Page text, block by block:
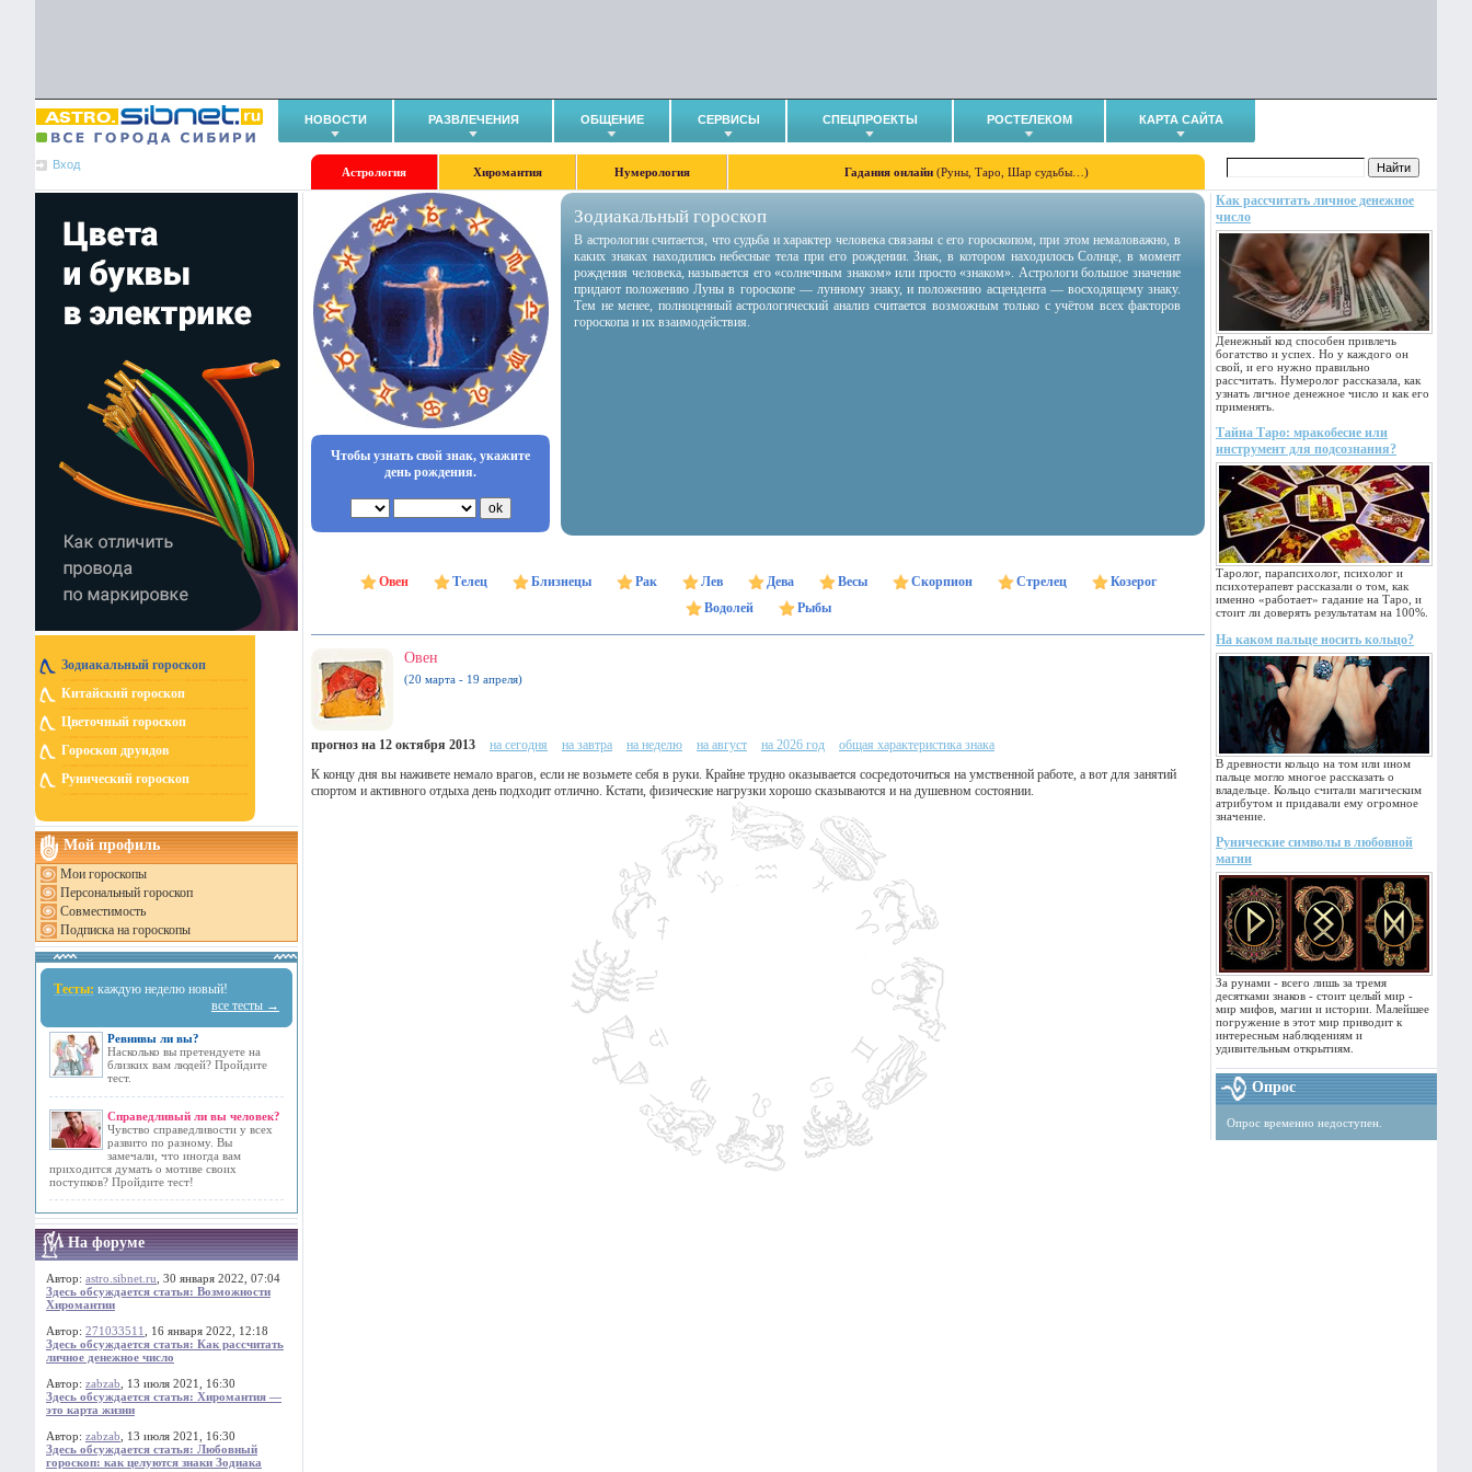
НОВОСТИ РАЗВЛЕЧЕНИЯ ОБЩЕНИЕ СЕРВИСЫ СПЕЦПРОЕКТЫ РОСТЕЛЕКОМ КАРТА САЙТА
Вход
Астрология Хиромантия Нумерология Гадания онлайн (Руны, Таро, Шар судьбы…)
Зодиакальный гороскоп
Китайский гороскоп
Цветочный гороскоп
Гороскоп друидов
Рунический гороскоп
Мой профиль
Мои гороскопы
Персональный гороскоп
Совместимость
Подписка на гороскопы
Тесты: каждую неделю новый!
все тесты →
Ревнивы ли вы?
Насколько вы претендуете на
близких вам людей? Пройдите
тест.
Справедливый ли вы человек?
Чувство справедливости у всех
развито по разному. Вы
замечали, что иногда вам
приходится думать о мотиве своих
поступков? Пройдите тест!
На форуме
Автор: astro.sibnet.ru , 30 января 2022, 07:04
Здесь обсуждается статья: Возможности
Хиромантии
Автор: 271033511
, 16 января 2022, 12:18
Здесь обсуждается статья: Как рассчитать
личное денежное число
Автор: zabzab , 13 июля 2021, 16:30
Здесь обсуждается статья: Хиромантия —
это карта жизни
Автор: zabzab , 13 июля 2021, 16:30
Здесь обсуждается статья: Любовный
гороскоп: как целуются знаки Зодиака
Как рассчитать личное денежное
число
Денежный код способен привлечь
богатство и успех. Но у каждого он
свой, и его нужно правильно
рассчитать. Нумеролог рассказала, как
узнать личное денежное число и как его
применять.
Тайна Таро: мракобесие или
инструмент для подсознания?
Таролог, парапсихолог, психолог и
психотерапевт рассказали о том, как
именно «работает» гадание на Таро, и
стоит ли доверять результатам на 100%.
На каком пальце носить кольцо?
В древности кольцо на том или ином
пальце могло многое рассказать о
владельце. Кольцо считали магическим
атрибутом и придавали ему огромное
значение.
Рунические символы в любовной
магии
За рунами - всего лишь за тремя
десятками знаков - стоит целый мир -
мир мифов, магии и истории. Малейшее
погружение в этот мир приводит к
интересным наблюдениям и
удивительным открытиям.
Опрос
Опрос временно недоступен.
Чтобы узнать свой знак, укажите
день рождения.
Зодиакальный гороскоп
В астрологии считается, что судьба и характер человека связаны с его гороскопом, при этом немаловажно, в
каких знаках находились небесные тела при его рождении. Знак, в котором находилось Солнце, в момент
рождения человека, называется его «солнечным знаком» или просто «знаком». Астрологи большое значение
придают положению Луны в гороскопе — лунному знаку, и положению асцендента — восходящему знаку.
Тем не менее, полноценный астрологический анализ считается возможным только с учётом всех факторов
гороскопа и их взаимодействия.
Овен Телец Близнецы Рак Лев Дева Весы Скорпион Стрелец
Козерог
Водолей
Рыбы
Овен
(20 марта - 19 апреля)
прогноз на 12 октября 2013 на сегодня на завтра на неделю на август на 2026 год
общая характеристика знака
К концу дня вы наживете немало врагов, если не возьмете себя в руки. Крайне трудно оказывается сосредоточиться на умственной работе, а вот для занятий
спортом и активного отдыха день подходит отлично. Кстати, физические нагрузки хорошо сказываются и на душевном состоянии.